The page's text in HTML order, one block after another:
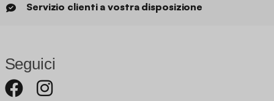
Servizio clienti a vostra disposizione
Seguici